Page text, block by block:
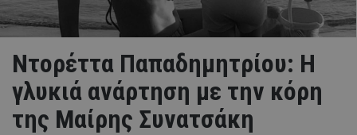
Ντορέττα Παπαδημητρίου: Η
γλυκιά ανάρτηση με την κόρη
της Μαίρης Συνατσάκη